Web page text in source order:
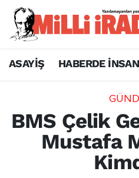
ASAYİŞ HABERDE İNSAN
BMS Çelik
Mustafa